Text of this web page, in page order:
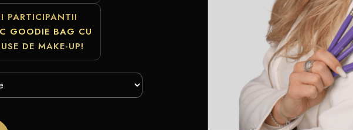
PARTICIPANTII
GOODIE BAG CU
DE MAKE-UP!